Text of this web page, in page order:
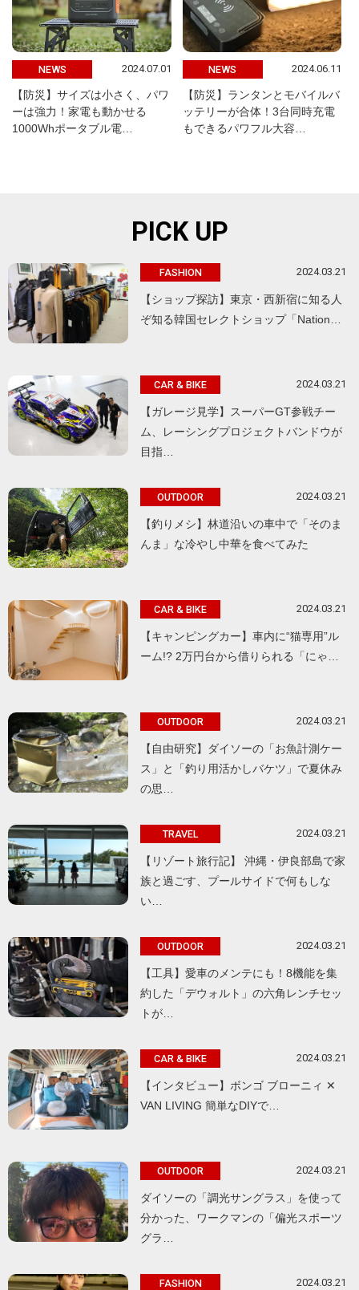
NEWS 2024.07.01
【防災】サイズは小さく、パワ
ーは強力！家電も動かせる
1000Whポータブル電…
NEWS 2024.06.11
【防災】ランタンとモバイルバ
ッテリーが合体！3台同時充電
もできるパワフル大容…
PICK UP
FASHION 2024.03.21
【ショップ探訪】東京・西新宿に知る人
ぞ知る韓国セレクトショップ「Nation…
CAR & BIKE 2024.03.21
【ガレージ見学】スーパーGT参戦チー
ム、レーシングプロジェクトバンドウが
目指…
OUTDOOR 2024.03.21
【釣りメシ】林道沿いの車中で「そのま
んま」な冷やし中華を食べてみた
CAR & BIKE 2024.03.21
【キャンピングカー】車内に“猫専用”ル
ーム!? 2万円台から借りられる「にゃ…
OUTDOOR 2024.03.21
【自由研究】ダイソーの「お魚計測ケー
ス」と「釣り用活かしバケツ」で夏休み
の思…
TRAVEL 2024.03.21
【リゾート旅行記】 沖縄・伊良部島で家
族と過ごす、プールサイドで何もしな
い…
OUTDOOR 2024.03.21
【工具】愛車のメンテにも！8機能を集
約した「デウォルト」の六角レンチセッ
トが…
CAR & BIKE 2024.03.21
【インタビュー】ボンゴ ブローニィ ✕
VAN LIVING 簡単なDIYで…
OUTDOOR 2024.03.21
ダイソーの「調光サングラス」を使って
分かった、ワークマンの「偏光スポーツ
グラ…
FASHION 2024.03.21